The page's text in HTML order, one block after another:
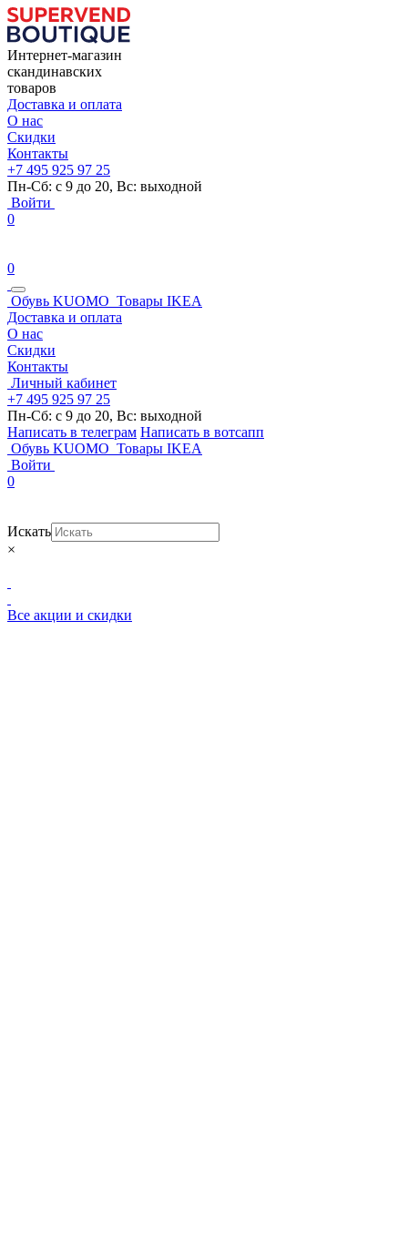
Интернет-магазин
скандинавских
товаров
Доставка и оплата
О нас
Скидки
Контакты
+7 495 925 97 25
Пн-Сб: с 9 до 20, Вс: выходной
Войти
0
0
Обувь KUOMO Товары IKEA
Доставка и оплата
О нас
Скидки
Контакты
Личный кабинет
+7 495 925 97 25
Пн-Сб: с 9 до 20, Вс: выходной
Написать в телеграм Написать в вотсапп
Обувь KUOMO Товары IKEA
Войти
0
Искать
×
Все акции и скидки